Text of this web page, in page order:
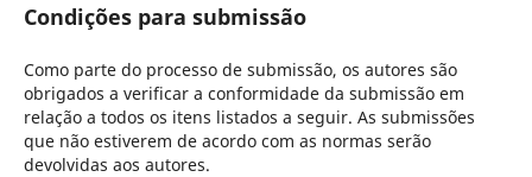
Condições para submissão
Como parte do processo de submissão, os autores são
obrigados a verificar a conformidade da submissão em
relação a todos os itens listados a seguir. As submissões
que não estiverem de acordo com as normas serão
devolvidas aos autores.